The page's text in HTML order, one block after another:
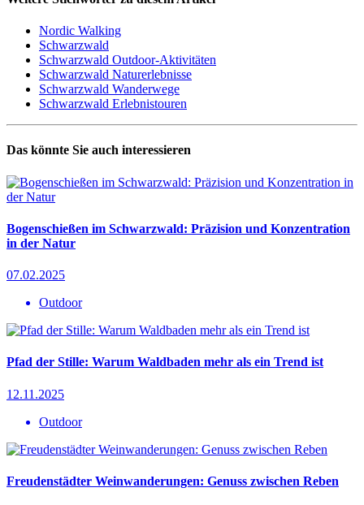
Nordic Walking
Schwarzwald
Schwarzwald Outdoor-Aktivitäten
Schwarzwald Naturerlebnisse
Schwarzwald Wanderwege
Schwarzwald Erlebnistouren
Das könnte Sie auch interessieren
Bogenschießen im Schwarzwald: Präzision und Konzentration
in der Natur
07.02.2025
Outdoor
Pfad der Stille: Warum Waldbaden mehr als ein Trend ist
12.11.2025
Outdoor
Freudenstädter Weinwanderungen: Genuss zwischen Reben